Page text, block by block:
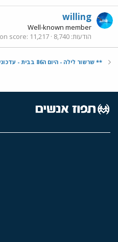
willing
Well-known member
הודעות 8,740
score 11,217
** שרשור לילה - היום ה86 בבית - עדכונים **